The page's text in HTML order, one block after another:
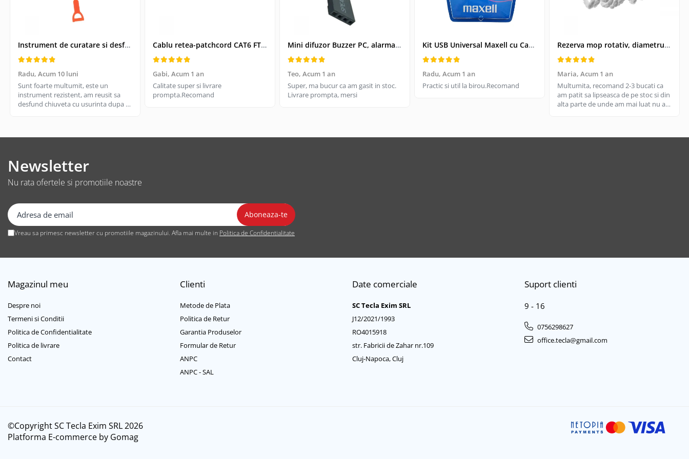
Boxe bluetooth
Boxe USB
Soundbar
Camera Web
Exterior
Casti
Casti In Ear bluetooth
Casti In Ear cu microfon
Casti mari bluetooth
Casti mari fara microfon
Casti medii cu microfon
Cititoare Carduri
Cititor Carduri USB 2.0
Cititor Carduri USB 3.0
Hub-uri USB
Priza bricheta auto
Priza retea
Instrument de curatare si desfundare coloane de scurgeri, Drain Cleaner, lungime 51 cm
Radu, Acum 10 luni
Sunt foarte multumit, este un
instrument rezistent, am reusit sa
desfund chiuveta cu usurinta dupa ce
Cablu retea-patchcord CAT6 FTP, Lanberg 43612, 2 X RJ45, lungime 25cm, AWG26, 10Gb/s-250MHz, de legatura retea, ethernet, gri
Gabi, Acum 1 an
Calitate super si livrare
prompta.Recomand
Mini difuzor Buzzer PC, alarma sonora pentru placa de baza PC
Teo, Acum 1 an
Super, ma bucur ca am gasit in stoc.
Livrare prompta, mersi
Kit USB Universal Maxell cu Cablu Retractabil si 4 Adaptoare, Husa Protectoare - Conectivitate pentru Dispozitive Vechi si Noi
Radu, Acum 1 an
Practic si util la birou.Recomand
Rezerva mop rotativ, diametrul parte prindere 16 cm, microfibre cu lungime de 15 cm, alba
Maria, Acum 1 an
Multumita, recomand 2-3 bucati ca
am patit sa lipseasca de pe stoc si din
alta parte de unde am mai luat nu are
Newsletter
Nu rata ofertele si promotiile noastre
Vreau sa primesc newsletter cu promotiile magazinului. Afla mai multe in Politica de Confidentialitate
Magazinul meu
Despre noi
Termeni si Conditii
Politica de Confidentialitate
Politica de livrare
Contact
Clienti
Metode de Plata
Politica de Retur
Garantia Produselor
Formular de Retur
ANPC
ANPC - SAL
Date comerciale
SC Tecla Exim SRL
J12/2021/1993
RO4015918
str. Fabricii de Zahar nr.109
Cluj-Napoca, Cluj
Suport clienti
9 - 16
0756298627
office.tecla@gmail.com
©Copyright SC Tecla Exim SRL 2026
Platforma E-commerce by Gomag